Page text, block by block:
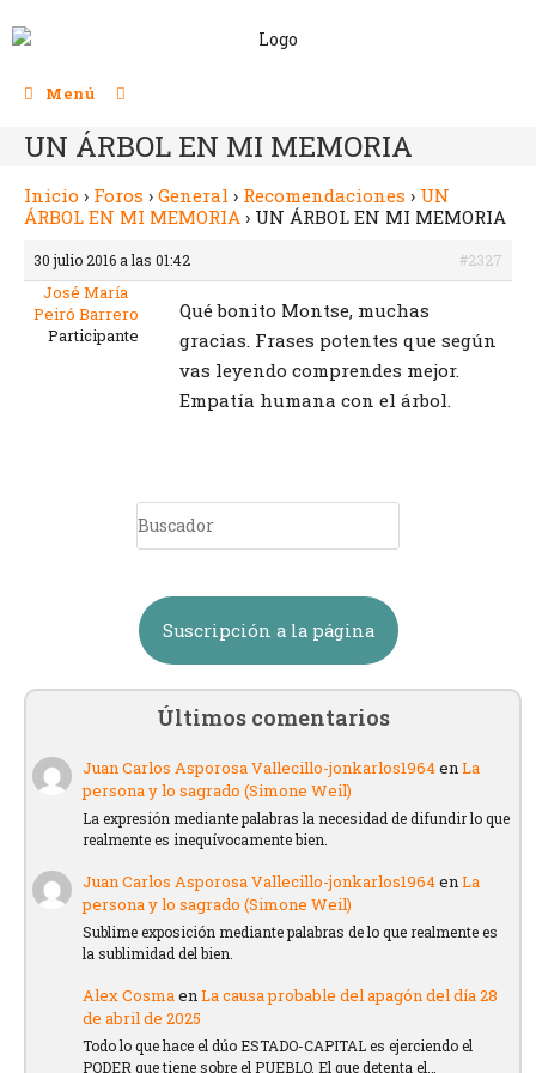
Menú
UN ÁRBOL EN MI MEMORIA
Inicio › Foros › General › Recomendaciones › UN
ÁRBOL EN MI MEMORIA › UN ÁRBOL EN MI MEMORIA
30 julio 2016 a las 01:42 #2327
José María
Peiró Barrero
Participante
Qué bonito Montse, muchas
gracias. Frases potentes que según
vas leyendo comprendes mejor.
Empatía humana con el árbol.
Suscripción a la página
Últimos comentarios
Juan Carlos Asporosa Vallecillo-jonkarlos1964enLa
persona y lo sagrado (Simone Weil)
La expresión mediante palabras la necesidad de difundir lo que
realmente es inequívocamente bien.
Juan Carlos Asporosa Vallecillo-jonkarlos1964enLa
persona y lo sagrado (Simone Weil)
Sublime exposición mediante palabras de lo que realmente es
la sublimidad del bien.
Alex CosmaenLa causa probable del apagón del día 28
de abril de 2025
Todo lo que hace el dúo ESTADO-CAPITAL es ejerciendo el
PODER que tiene sobre el PUEBLO. El que detenta el…